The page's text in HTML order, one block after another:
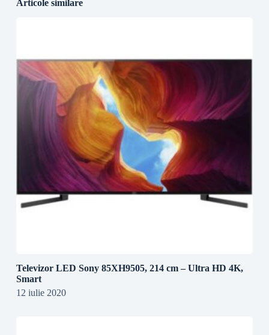
Articole similare
Televizor LED Sony 85XH9505, 214 cm – Ultra HD 4K,
Smart
12 iulie 2020